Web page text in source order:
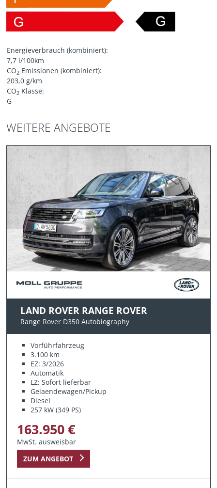
Energieverbrauch (kombiniert):
7,7 l/100km
CO2 Emissionen (kombiniert):
203,0 g/km
CO2 Klasse:
G
WEITERE ANGEBOTE
LAND ROVER RANGE ROVER
Range Rover D350 Autobiography
Vorführfahrzeug
3.100 km
EZ: 3/2026
Automatik
LZ: Sofort lieferbar
Gelaendewagen/Pickup
Diesel
257 kW (349 PS)
163.950 €
MwSt. ausweisbar
ZUM ANGEBOT